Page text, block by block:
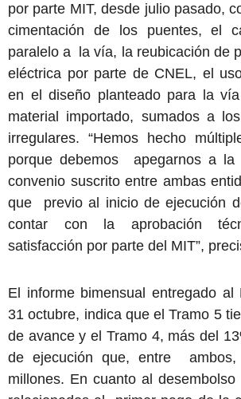
por parte MIT, desde julio pasado,
cimentación de los puentes, el
paralelo a la vía, la reubicación de
eléctrica por parte de CNEL, el
en el diseño planteado para la
material importado, sumados a
irregulares. “Hemos hecho
porque debemos apegarnos a la
convenio suscrito entre ambas
que previo al inicio de ejecución
contar con la aprobación
satisfacción por parte del MIT”,
El informe bimensual entregado al
31 octubre, indica que el Tramo 5
de avance y el Tramo 4, más del
de ejecución que, entre
millones. En cuanto al